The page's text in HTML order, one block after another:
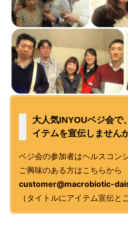
大人気INYOUベジ会で
イテムを宣伝しません
ベジ会の参加者はヘルスコン
ご興味のある方はこちらから
customer@macrobiotic-
（タイトルにアイテム宣伝と